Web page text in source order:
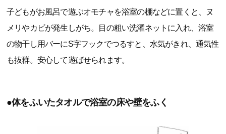
子どもがお風呂で遊ぶオモチャを浴室の棚などに置くと、ヌ
メリやカビが発生しがち。目の粗い洗濯ネットに入れ、浴室
の物干し用バーにS字フックでつるすと、水気がきれ、通気性
も抜群。安心して遊ばせられます。
●体をふいたタオルで浴室の床や壁をふく